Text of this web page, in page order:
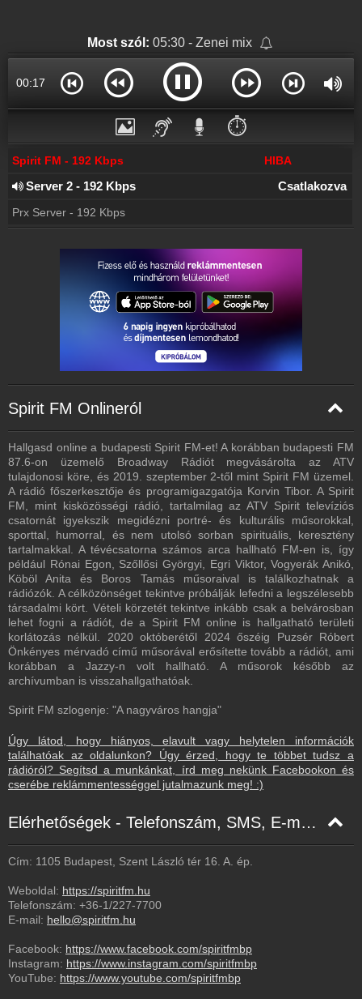
Online rádió készítés
Készítés lépésről lépésre
Most szól: 05:30 - Zenei mix
00:17
⏱️
Spirit FM - 192 Kbps HIBA
Server 2 - 192 Kbps Csatlakozva
Prx Server - 192 Kbps
Spirit FM Onlineról
Hallgasd online a budapesti Spirit FM-et! A korábban budapesti FM
87.6-on üzemelő Broadway Rádiót megvásárolta az ATV
tulajdonosi köre, és 2019. szeptember 2-től mint Spirit FM üzemel.
A rádió főszerkesztője és programigazgatója Korvin Tibor. A Spirit
FM, mint kisközösségi rádió, tartalmilag az ATV Spirit televíziós
csatornát igyekszik megidézni portré- és kulturális műsorokkal,
sporttal, humorral, és nem utolsó sorban spirituális, keresztény
tartalmakkal. A tévécsatorna számos arca hallható FM-en is, így
például Rónai Egon, Szőllősi Györgyi, Egri Viktor, Vogyerák Anikó,
Köböl Anita és Boros Tamás műsoraival is találkozhatnak a
rádiózók. A célközönséget tekintve próbálják lefedni a legszélesebb
társadalmi kört. Vételi körzetét tekintve inkább csak a belvárosban
lehet fogni a rádiót, de a Spirit FM online is hallgatható területi
korlátozás nélkül. 2020 októberétől 2024 őszéig Puzsér Róbert
Önkényes mérvadó című műsorával erősítette tovább a rádiót, ami
korábban a Jazzy-n volt hallható. A műsorok később az
archívumban is visszahallgathatóak.
Spirit FM szlogenje: "A nagyváros hangja"
Úgy látod, hogy hiányos, elavult vagy helytelen információk
találhatóak az oldalunkon? Úgy érzed, hogy te többet tudsz a
rádióról? Segítsd a munkánkat, írd meg nekünk Facebookon és
cserébe reklámmentességgel jutalmazunk meg! :)
Elérhetőségek - Telefonszám, SMS, E-mail, Facebook
Cím: 1105 Budapest, Szent László tér 16. A. ép.
Weboldal: https://spiritfm.hu
Telefonszám: +36-1/227-7700
E-mail: hello@spiritfm.hu
Facebook: https://www.facebook.com/spiritfmbp
Instagram: https://www.instagram.com/spiritfmbp
YouTube: https://www.youtube.com/spiritfmbp